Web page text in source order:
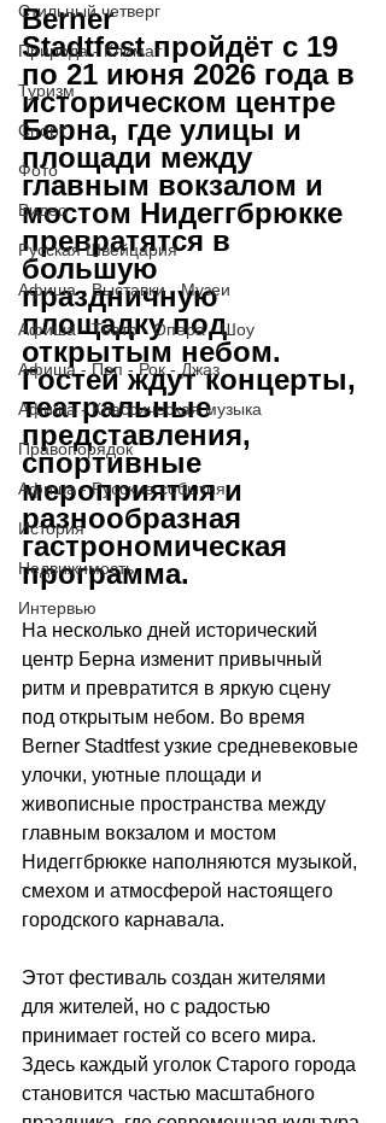
Стильный четверг
Природа - Климат
Туризм
Спорт
Фото
Видео
Русская Швейцария
Афиша - Выставки - Музеи
Афиша - Театр - Опера - Шоу
Афиша - Поп - Рок - Джаз
Афиша - Классическая музыка
Правопорядок
Афиша - Русские события
История
Недвижимость
Интервью
Berner
Stadtfest пройдёт с 19
по 21 июня 2026 года в
историческом центре
Берна, где улицы и
площади между
главным вокзалом и
мостом Нидеггбрюкке
превратятся в
большую
праздничную
площадку под
открытым небом.
Гостей ждут концерты,
театральные
представления,
спортивные
мероприятия и
разнообразная
гастрономическая
программа.
На несколько дней исторический
центр Берна изменит привычный
ритм и превратится в яркую сцену
под открытым небом. Во время
Berner Stadtfest узкие средневековые
улочки, уютные площади и
живописные пространства между
главным вокзалом и мостом
Нидеггбрюкке наполняются музыкой,
смехом и атмосферой настоящего
городского карнавала.
Этот фестиваль создан жителями
для жителей, но с радостью
принимает гостей со всего мира.
Здесь каждый уголок Старого города
становится частью масштабного